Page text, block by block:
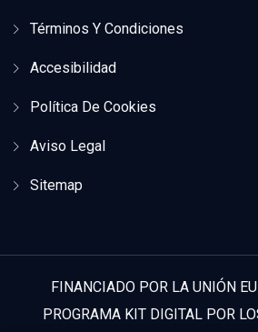
Términos Y Condiciones
Accesibilidad
Política De Cookies
Aviso Legal
Sitemap
FINANCIADO POR LA UNIÓN
PROGRAMA KIT DIGITAL POR